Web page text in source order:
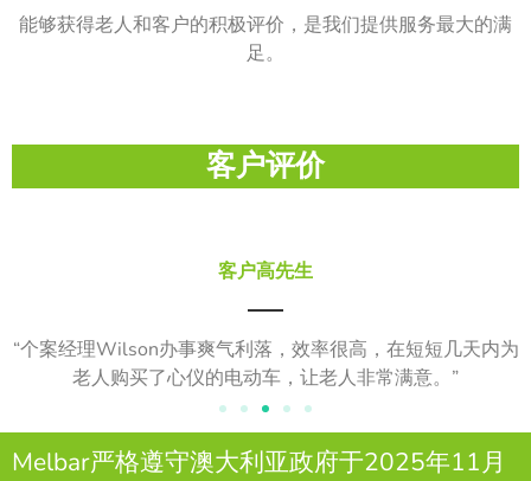
能够获得老人和客户的积极评价，是我们提供服务最大的满
足。
客户评价
客户高先生
“个案经理Wilson办事爽气利落，效率很高，在短短几天内为
老人购买了心仪的电动车，让老人非常满意。”
Melbar严格遵守澳大利亚政府于2025年11月